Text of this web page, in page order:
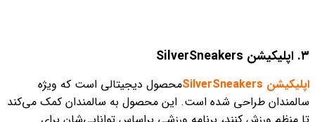
۳. اپلیکیشن SilverSneakers
اپلیکیشن SilverSneakers
محصول دیجیتالی است که ویژه
سالمندان طراحی شده است. این محصول به سالمندان کمک می‌کند